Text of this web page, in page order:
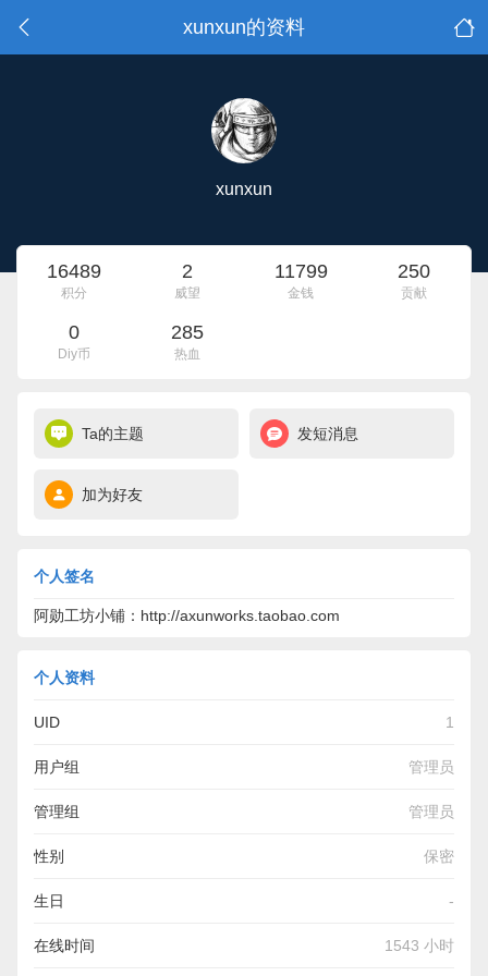
xunxun的资料
xunxun
16489
积分
2
威望
11799
金钱
250
贡献
0
Diy币
285
热血
Ta的主题 发短消息
加为好友
个人签名
阿勋工坊小铺：http://axunworks.taobao.com
个人资料
UID 1
用户组 管理员
管理组 管理员
性别 保密
生日 -
在线时间 1543 小时